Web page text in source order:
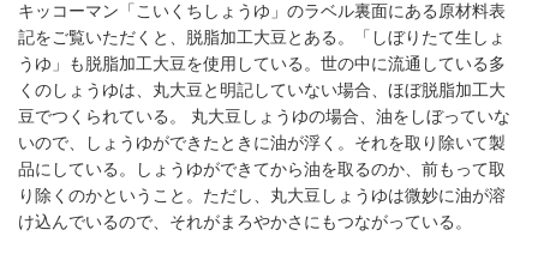
キッコーマン「こいくちしょうゆ」のラベル裏面にある原材料表
記をご覧いただくと、脱脂加工大豆とある。「しぼりたて生しょ
うゆ」も脱脂加工大豆を使用している。世の中に流通している多
くのしょうゆは、丸大豆と明記していない場合、ほぼ脱脂加工大
豆でつくられている。 丸大豆しょうゆの場合、油をしぼっていな
いので、しょうゆができたときに油が浮く。それを取り除いて製
品にしている。しょうゆができてから油を取るのか、前もって取
り除くのかということ。ただし、丸大豆しょうゆは微妙に油が溶
け込んでいるので、それがまろやかさにもつながっている。